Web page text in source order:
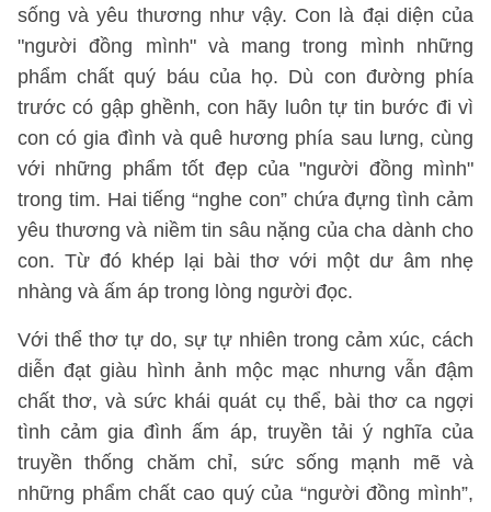
sống và yêu thương như vậy. Con là đại diện của
"người đồng mình" và mang trong mình những
phẩm chất quý báu của họ. Dù con đường phía
trước có gập ghềnh, con hãy luôn tự tin bước đi vì
con có gia đình và quê hương phía sau lưng, cùng
với những phẩm tốt đẹp của "người đồng mình"
trong tim. Hai tiếng “nghe con” chứa đựng tình cảm
yêu thương và niềm tin sâu nặng của cha dành cho
con. Từ đó khép lại bài thơ với một dư âm nhẹ
nhàng và ấm áp trong lòng người đọc.
Với thể thơ tự do, sự tự nhiên trong cảm xúc, cách
diễn đạt giàu hình ảnh mộc mạc nhưng vẫn đậm
chất thơ, và sức khái quát cụ thể, bài thơ ca ngợi
tình cảm gia đình ấm áp, truyền tải ý nghĩa của
truyền thống chăm chỉ, sức sống mạnh mẽ và
những phẩm chất cao quý của “người đồng mình”,